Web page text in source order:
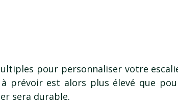
pour personnaliser votre
prévoir est alors plus élevé que
sera durable.